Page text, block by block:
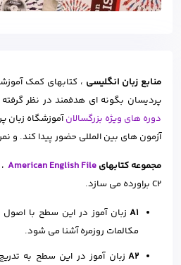
منابع زبان انگلیسی ، کتابهای کمک
پردیسان بگونه ای هدفمند در نظر
دوره های ویژه بزرگسالانآموزشگاه زبان
آزمون های بین المللی حضور پیدا کند. و
مجموعه کتابهای American English File
C2 براورده می سازد.
A1 زبان آموز در این سطح با اصول
مکالمات روزمره آشنا می شود.
A2 زبان آموز در این سطح به